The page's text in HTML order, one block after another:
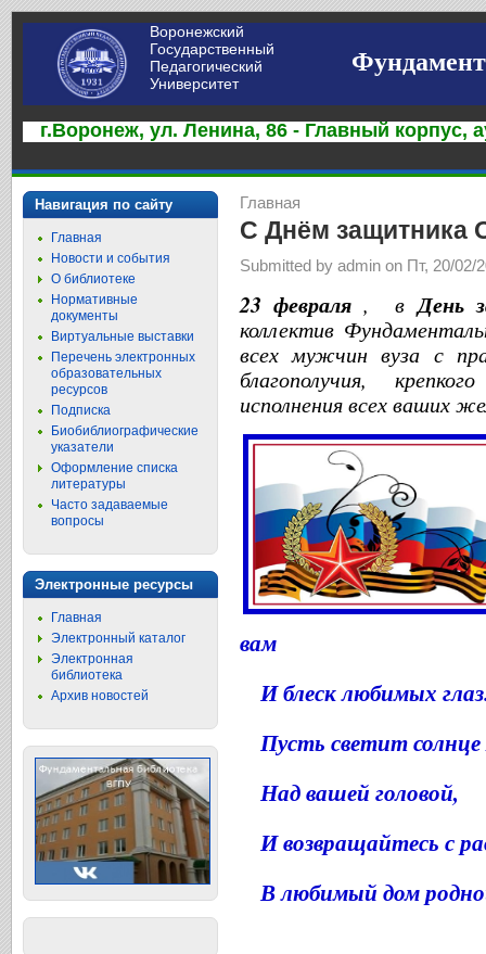
Воронежский
Государственный
Педагогический
Университет
г.Воронеж, ул. Ленина, 86 - Главный корпус,
Главная
С Днём защитника
Submitted by admin on Пт, 20/02/
23 февраля, в День
коллектив
всех мужчин вуза с
благополучия,
исполнения всех ваших
вам
И блеск любимых
Пусть светит солнце
Над вашей головой,
И возвращайтесь с
В любимый дом
Навигация по сайту
Главная
Новости и события
О библиотеке
Нормативные
документы
Виртуальные выставки
Перечень электронных
образовательных
ресурсов
Подписка
Биобиблиографические
указатели
Оформление списка
литературы
Часто задаваемые
вопросы
Электронные ресурсы
Главная
Электронный каталог
Электронная
библиотека
Архив новостей